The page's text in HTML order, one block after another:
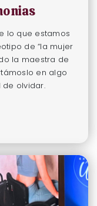
lo que estamos
de “la mujer
la maestra de
en algo
de olvidar.